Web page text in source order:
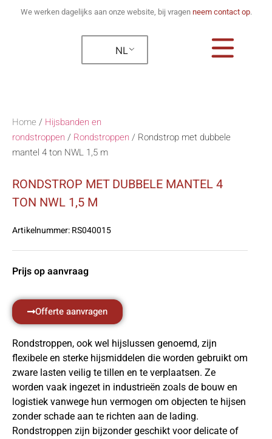
We werken dagelijks aan onze website, bij vragen neem contact op.
NL
Home / Hijsbanden en
rondstroppen / Rondstroppen / Rondstrop met dubbele
mantel 4 ton NWL 1,5 m
RONDSTROP MET DUBBELE MANTEL 4
TON NWL 1,5 M
Artikelnummer:RS040015
Prijs op aanvraag
Offerte aanvragen
Rondstroppen, ook wel hijslussen genoemd, zijn
flexibele en sterke hijsmiddelen die worden gebruikt om
zware lasten veilig te tillen en te verplaatsen. Ze
worden vaak ingezet in industrieën zoals de bouw en
logistiek vanwege hun vermogen om objecten te hijsen
zonder schade aan te richten aan de lading.
Rondstroppen zijn bijzonder geschikt voor delicate of